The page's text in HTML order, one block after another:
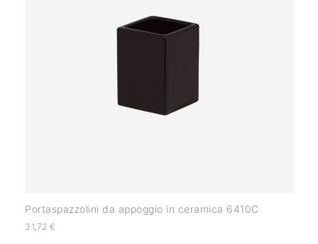
Portaspazzolini da appoggio in ceramica 6410C
31,72 €